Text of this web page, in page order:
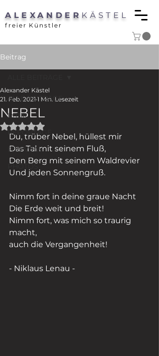
ALEXANDER KÄSTEL
freier Künstler
Beitrag
ALLE BEITRÄGE
LYRIK
REPORTAGE
P/REVIEW
PHOTOS
NEBEL
Alexander Kästel
21. Feb. 2021 1 Min. Lesezeit
Mit NaN von 5 Sternen bewertet.
Du, trüber Nebel, hüllest mir
Das Tal mit seinem Fluß,
Den Berg mit seinem Waldrevier
Und jeden Sonnengruß.
Nimm fort in deine graue Nacht
Die Erde weit und breit!
Nimm fort, was mich so traurig
macht,
auch die Vergangenheit!
- Niklaus Lenau -